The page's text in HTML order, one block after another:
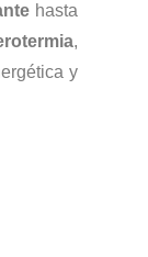
hasta
,
y